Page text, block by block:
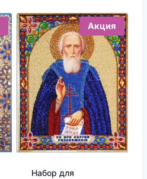
Акция
Набор для